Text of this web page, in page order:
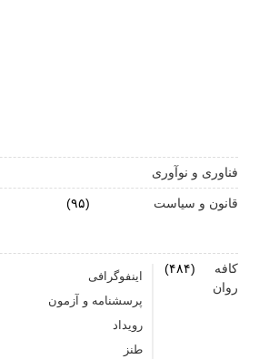
فناوری و نوآوری
قانون و سیاست (۹۵)
کافه
روان
(۴۸۴)
اینفوگرافی
پرسشنامه و آزمون
رویداد
طنز